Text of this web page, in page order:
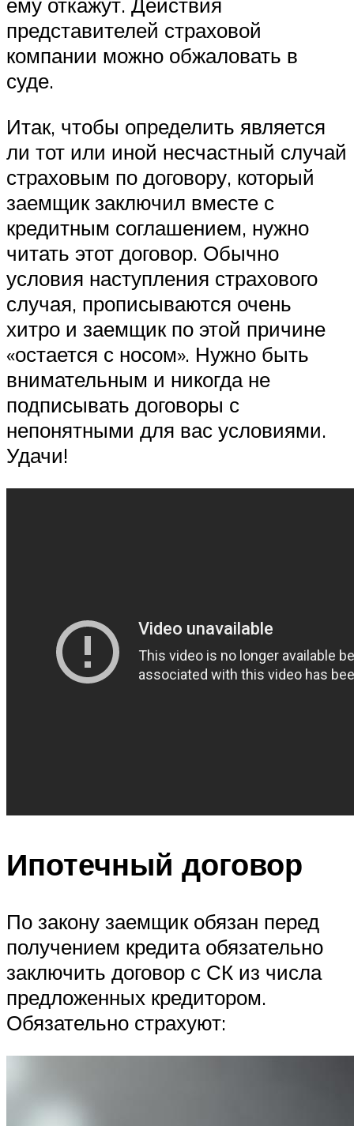
представителей страховой
компании можно обжаловать в
суде.
Итак, чтобы определить является
ли тот или иной несчастный случай
страховым по договору, который
заемщик заключил вместе с
кредитным соглашением, нужно
читать этот договор. Обычно
условия наступления страхового
случая, прописываются очень
хитро и заемщик по этой причине
«остается с носом». Нужно быть
внимательным и никогда не
подписывать договоры с
непонятными для вас условиями.
Удачи!
Ипотечный договор
По закону заемщик обязан перед
получением кредита обязательно
заключить договор с СК из числа
предложенных кредитором.
Обязательно страхуют: